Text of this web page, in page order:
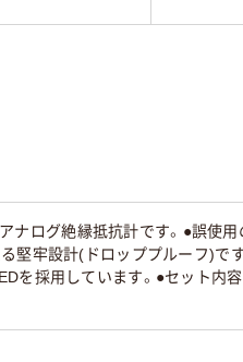
ナログ絶縁抵抗計です。●誤使
堅牢設計(ドロッププルーフ)で
を採用しています。●セット